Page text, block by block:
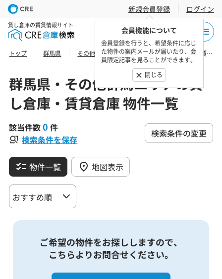
新規会員登録
会員機能について
会員登録を行うと、希望条件に応じ
た物件の案内メールが届いたり、会
員限定記事を見ることができます。
閉じる
ログイン
貸し倉庫の賃貸情報サイト
トップ 群馬県 その他群馬エリア みどり市の貸し倉庫・賃貸倉庫 物件一覧
群馬県・その他群馬エリアの貸
し倉庫・賃貸倉庫 物件一覧
該当件数0 件
検索条件を保存
検索条件の変更
物件一覧 地図表示
ご希望の物件をお探ししますので、
こちらよりお問合せください。